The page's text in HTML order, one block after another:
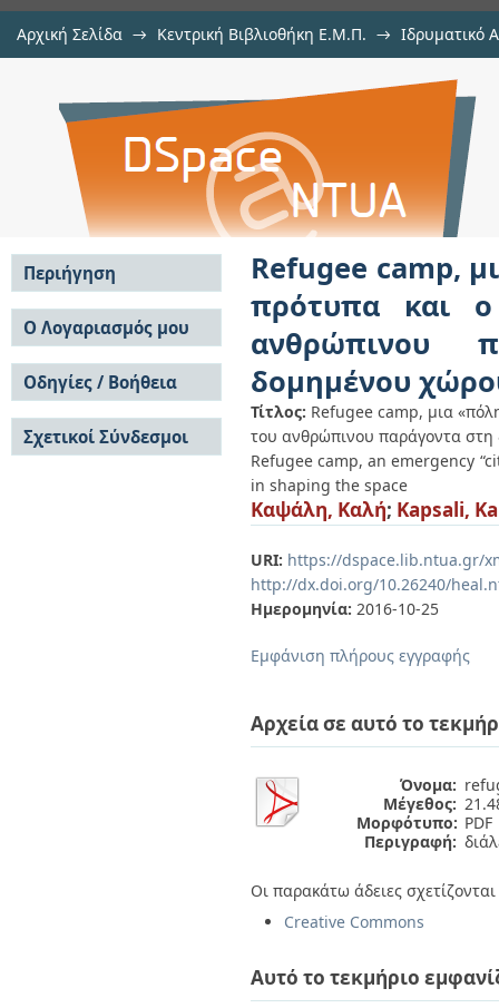
Αρχική Σελίδα → Κεντρική Βιβλιοθήκη Ε.Μ.Π. → Ιδρυματικό
Refugee camp, μια «πόλη»
ρόλος του περιβάλλοντος
διαμόρφωση του δομημένου
Refugee camp,
πρότυπα και
ανθρώπινου
δομημένου
Τίτλος: Refugee camp, μια
του ανθρώπινου παράγοντα
Refugee camp, an emergency
in shaping the space
Καψάλη, Καλή; Kapsali,
URI: https://dspace.lib.ntua.gr/
http://dx.doi.org/10.26240/
Ημερομηνία: 2016-10-25
Εμφάνιση πλήρους εγγραφής
Αρχεία σε αυτό το
Όνομα:
Μέγεθος:
Μορφότυπο: PDF
Περιγραφή:
Οι παρακάτω άδειες
Creative Commons
Αυτό το τεκμήριο
Περιήγηση
Σε όλο το DSpace
Κοινότητες & Συλλογές
Ανά Ημερομηνία
Έκδοσης
Συγγραφείς
Τίτλοι
Θέματα
Ο Λογαριασμός μου
Σύνδεση
Εγγραφή
Οδηγίες / Βοήθεια
Οδηγίες Υποβολής
Οδηγίες Χρήσης ΙΑ
Συχνές Ερωτήσεις
Σχετικοί Σύνδεσμοι